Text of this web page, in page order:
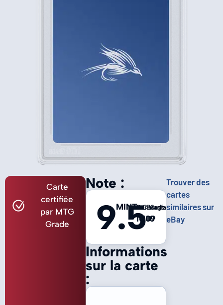
Carte
certifiée
par MTG
Grade
Informations
sur la carte
:
Note :
9.5
MINTCentrage
10
Coins
10
Bords
10
Surface
9
Trouver des
cartes
similaires sur
eBay